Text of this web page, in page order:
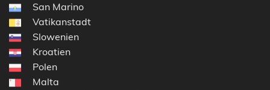
San Marino
Vatikanstadt
Slowenien
Kroatien
Polen
Malta